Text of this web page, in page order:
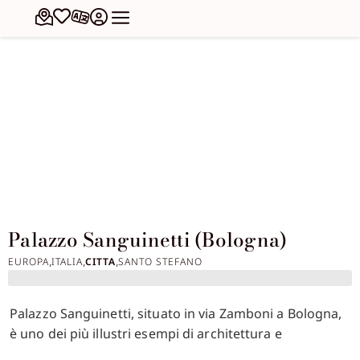
Palazzo Sanguinetti (Bologna)
EUROPA,ITALIA,CITTA,SANTO STEFANO
Palazzo Sanguinetti, situato in via Zamboni a Bologna,
è uno dei più illustri esempi di architettura e